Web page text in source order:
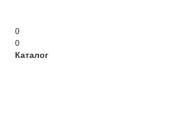
0
0
Каталог